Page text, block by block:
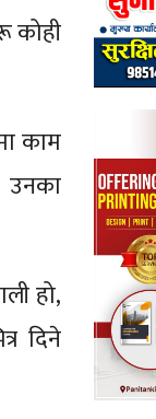
कोही
काम
उनका
हो,
दिने